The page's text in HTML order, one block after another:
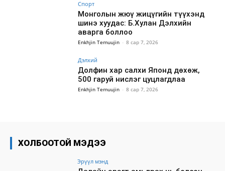
Спорт
Монголын жюү жицүгийн түүхэнд
шинэ хуудас: Б.Хулан Дэлхийн
аварга боллоо
Enkhjin Temuujin - 8 сар 7, 2026
Дэлхий
Долфин хар салхи Японд дөхөж,
500 гаруй нислэг цуцлагдлаа
Enkhjin Temuujin - 8 сар 7, 2026
ХОЛБООТОЙ МЭДЭЭ
Эрүүл мэнд